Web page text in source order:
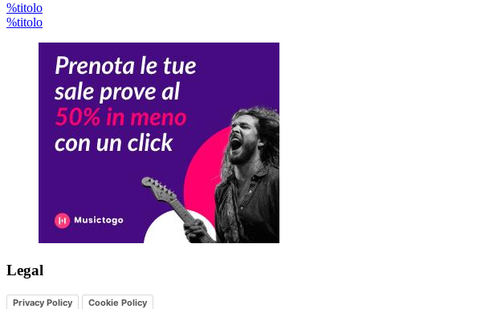
%titolo
%titolo
Legal
Privacy Policy Cookie Policy